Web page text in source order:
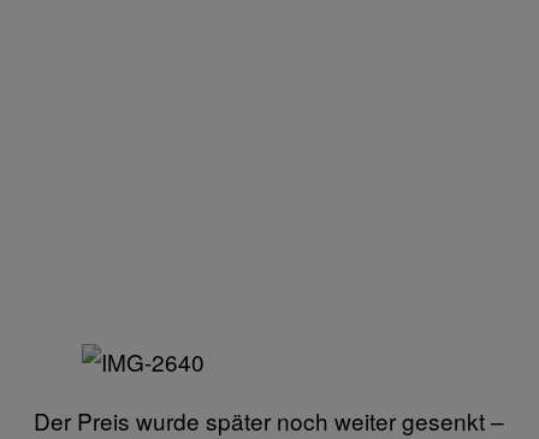
Der Preis wurde später noch weiter gesenkt –